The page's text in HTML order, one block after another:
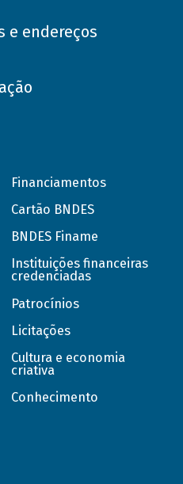
e endereços
Financiamentos
Cartão BNDES
BNDES Finame
Instituições financeiras
credenciadas
Patrocínios
Licitações
Cultura e economia
criativa
Conhecimento